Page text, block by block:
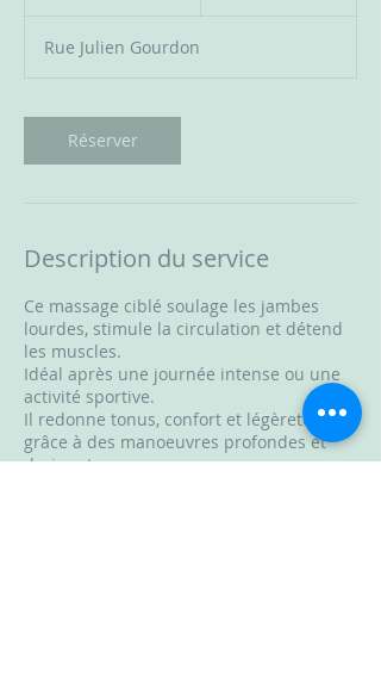
i
Rue Julien Gourdon
Réserver
Description du service
Ce massage ciblé soulage les jambes
lourdes, stimule la circulation et détend
les muscles.
Idéal après une journée intense ou une
activité sportive.
Il redonne tonus, confort et légèreté
grâce à des manoeuvres profondes et
drainantes.